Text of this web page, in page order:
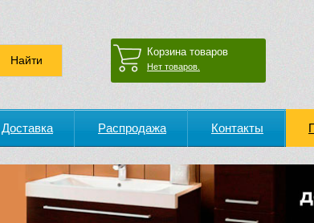
Корзина товаров
Нет товаров.
Доставка Распродажа Контакты